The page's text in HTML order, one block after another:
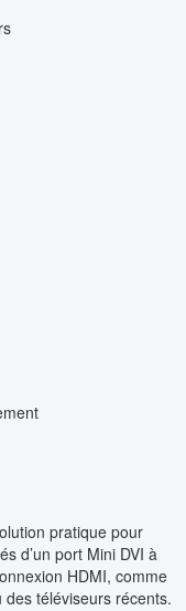
pratique pour
d’un port Mini DVI à
HDMI, comme
téléviseurs récents.